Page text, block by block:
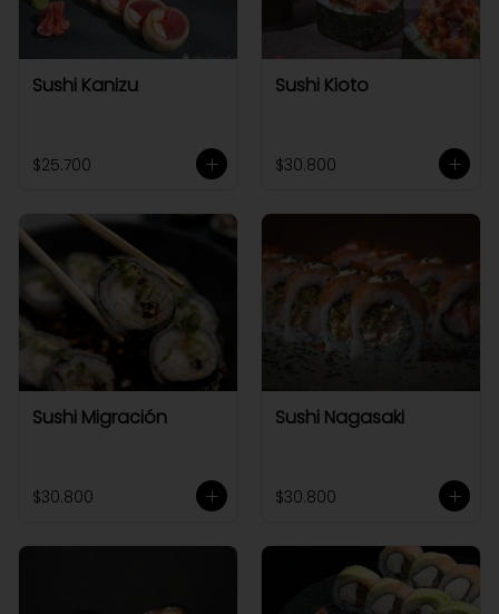
Sushi Kanizu
$25.700
Sushi Kioto
$30.800
Sushi Migración
$30.800
Sushi Nagasaki
$30.800